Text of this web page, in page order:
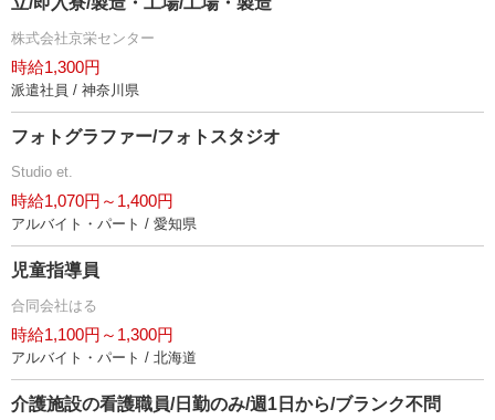
株式会社京栄センター
時給1,300円
派遣社員 / 神奈川県
フォトグラファー/フォトスタジオ
Studio et.
時給1,070円～1,400円
アルバイト・パート / 愛知県
児童指導員
合同会社はる
時給1,100円～1,300円
アルバイト・パート / 北海道
介護施設の看護職員/日勤のみ/週1日から/ブランク不問